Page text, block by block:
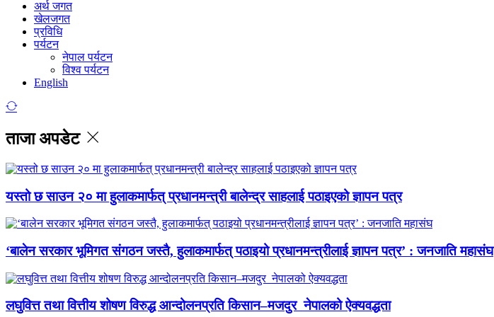
अर्थ जगत
खेलजगत
प्रविधि
पर्यटन
नेपाल पर्यटन
विश्व पर्यटन
English
ताजा अपडेट
यस्तो छ साउन २० मा हुलाकमार्फत् प्रधानमन्त्री बालेन्द्र साहलाई पठाइएको ज्ञापन पत्र
‘बालेन सरकार भूमिगत संगठन जस्तै, हुलाकमार्फत् पठाइयो प्रधानमन्त्रीलाई ज्ञापन पत्र’ : जनजाति महासंघ
लघुवित्त तथा वित्तीय शोषण विरुद्ध आन्दोलनप्रति किसान–मजदुर नेपालको ऐक्यवद्धता